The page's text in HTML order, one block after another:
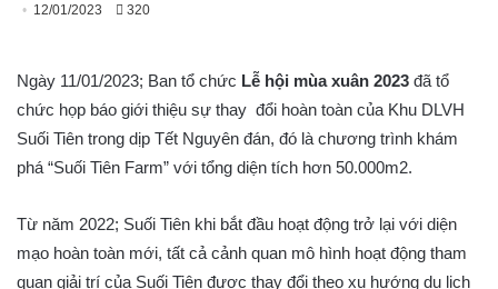
12/01/2023 320
Ngày 11/01/2023; Ban tổ chức Lễ hội mùa xuân 2023 đã tổ
chức họp báo giới thiệu sự thay đổi hoàn toàn của Khu DLVH
Suối Tiên trong dịp Tết Nguyên đán, đó là chương trình khám
phá “Suối Tiên Farm” với tổng diện tích hơn 50.000m2.
Từ năm 2022; Suối Tiên khi bắt đầu hoạt động trở lại với diện
mạo hoàn toàn mới, tất cả cảnh quan mô hình hoạt động tham
quan giải trí của Suối Tiên được thay đổi theo xu hướng du lịch